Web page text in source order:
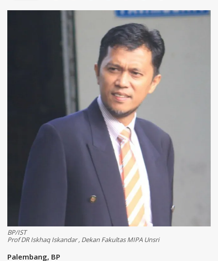
BP/IST
Prof DR Iskhaq Iskandar , Dekan Fakultas MIPA Unsri
Palembang, BP